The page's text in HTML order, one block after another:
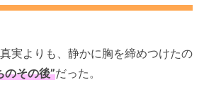
実よりも、静かに胸を締めつけたの
のその後”だった。